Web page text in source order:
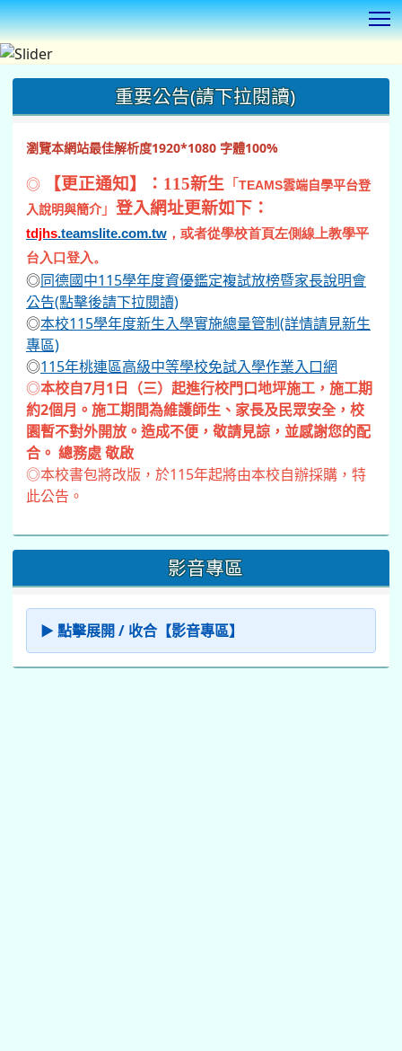
重要公告(請下拉閱讀)
瀏覽本網站最佳解析度1920*1080 字體100%
◎ 【更正通知】：115新生 「 TEAMS雲端自學平台登
入說明與簡介」 登入網址更新如下：
tdjhs.teamslite.com.tw ，或者從學校首頁左側線上教學平
台入口登入。
◎同德國中115學年度資優鑑定複試放榜暨家長說明會
公告(點擊後請下拉閱讀)
◎本校115學年度新生入學實施總量管制(詳情請見新生
專區)
◎115年桃連區高級中等學校免試入學作業入口網
◎本校自7月1日（三）起進行校門口地坪施工，施工期
約2個月。施工期間為維護師生、家長及民眾安全，校
園暫不對外開放。造成不便，敬請見諒，並感謝您的配
合。 總務處 敬啟
◎本校書包將改版，於115年起將由本校自辦採購，特
此公告。
影音專區
▶ 點擊展開 / 收合【影音專區】